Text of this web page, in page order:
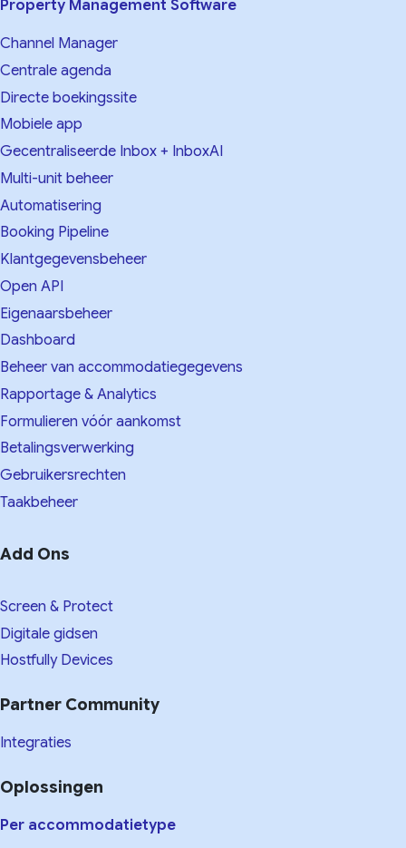
Property Management Software
Channel Manager
Centrale agenda
Directe boekingssite
Mobiele app
Gecentraliseerde Inbox + InboxAI
Multi-unit beheer
Automatisering
Booking Pipeline
Klantgegevensbeheer
Open API
Eigenaarsbeheer
Dashboard
Beheer van accommodatiegegevens
Rapportage & Analytics
Formulieren vóór aankomst
Betalingsverwerking
Gebruikersrechten
Taakbeheer
Add Ons
Screen & Protect
Digitale gidsen
Hostfully Devices
Partner Community
Integraties
Oplossingen
Per accommodatietype